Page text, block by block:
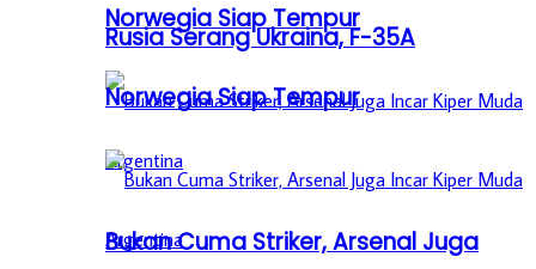
Norwegia Siap Tempur
Bukan Cuma Striker, Arsenal Juga
Rusia Serang Ukraina, F-35A
Norwegia Siap Tempur